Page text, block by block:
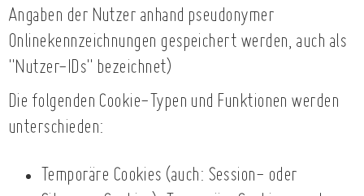
Angaben der Nutzer anhand pseudonymer
Onlinekennzeichnungen gespeichert werden, auch als
"Nutzer-IDs" bezeichnet)
Die folgenden Cookie-Typen und Funktionen werden
unterschieden:
Temporäre Cookies (auch: Session- oder